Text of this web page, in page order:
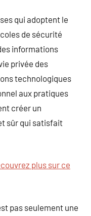
qui adoptent le
de sécurité
informations
privée des
technologiques
aux pratiques
créer un
sûr qui satisfait
plus sur ce
pas seulement une